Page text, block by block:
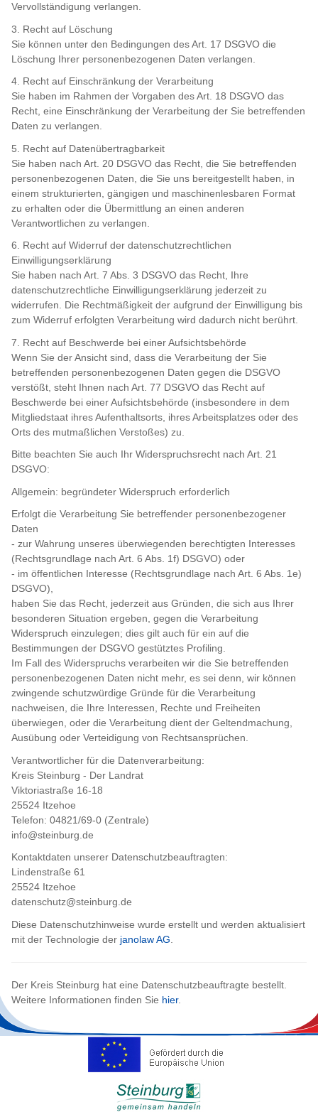
Vervollständigung verlangen.
3. Recht auf Löschung
Sie können unter den Bedingungen des Art. 17 DSGVO die
Löschung Ihrer personenbezogenen Daten verlangen.
4. Recht auf Einschränkung der Verarbeitung
Sie haben im Rahmen der Vorgaben des Art. 18 DSGVO das
Recht, eine Einschränkung der Verarbeitung der Sie betreffenden
Daten zu verlangen.
5. Recht auf Datenübertragbarkeit
Sie haben nach Art. 20 DSGVO das Recht, die Sie betreffenden
personenbezogenen Daten, die Sie uns bereitgestellt haben, in
einem strukturierten, gängigen und maschinenlesbaren Format
zu erhalten oder die Übermittlung an einen anderen
Verantwortlichen zu verlangen.
6. Recht auf Widerruf der datenschutzrechtlichen
Einwilligungserklärung
Sie haben nach Art. 7 Abs. 3 DSGVO das Recht, Ihre
datenschutzrechtliche Einwilligungserklärung jederzeit zu
widerrufen. Die Rechtmäßigkeit der aufgrund der Einwilligung bis
zum Widerruf erfolgten Verarbeitung wird dadurch nicht berührt.
7. Recht auf Beschwerde bei einer Aufsichtsbehörde
Wenn Sie der Ansicht sind, dass die Verarbeitung der Sie
betreffenden personenbezogenen Daten gegen die DSGVO
verstößt, steht Ihnen nach Art. 77 DSGVO das Recht auf
Beschwerde bei einer Aufsichtsbehörde (insbesondere in dem
Mitgliedstaat ihres Aufenthaltsorts, ihres Arbeitsplatzes oder des
Orts des mutmaßlichen Verstoßes) zu.
Bitte beachten Sie auch Ihr Widerspruchsrecht nach Art. 21
DSGVO:
Allgemein: begründeter Widerspruch erforderlich
Erfolgt die Verarbeitung Sie betreffender personenbezogener
Daten
- zur Wahrung unseres überwiegenden berechtigten Interesses
(Rechtsgrundlage nach Art. 6 Abs. 1f) DSGVO) oder
- im öffentlichen Interesse (Rechtsgrundlage nach Art. 6 Abs. 1e)
DSGVO),
haben Sie das Recht, jederzeit aus Gründen, die sich aus Ihrer
besonderen Situation ergeben, gegen die Verarbeitung
Widerspruch einzulegen; dies gilt auch für ein auf die
Bestimmungen der DSGVO gestütztes Profiling.
Im Fall des Widerspruchs verarbeiten wir die Sie betreffenden
personenbezogenen Daten nicht mehr, es sei denn, wir können
zwingende schutzwürdige Gründe für die Verarbeitung
nachweisen, die Ihre Interessen, Rechte und Freiheiten
überwiegen, oder die Verarbeitung dient der Geltendmachung,
Ausübung oder Verteidigung von Rechtsansprüchen.
Verantwortlicher für die Datenverarbeitung:
Kreis Steinburg - Der Landrat
Viktoriastraße 16-18
25524 Itzehoe
Telefon: 04821/69-0 (Zentrale)
info@steinburg.de
Kontaktdaten unserer Datenschutzbeauftragten:
Lindenstraße 61
25524 Itzehoe
datenschutz@steinburg.de
Diese Datenschutzhinweise wurde erstellt und werden aktualisiert
mit der Technologie der janolaw AG
Der Kreis Steinburg hat eine Datenschutzbeauftragte bestellt.
Weitere Informationen finden Sie hier.